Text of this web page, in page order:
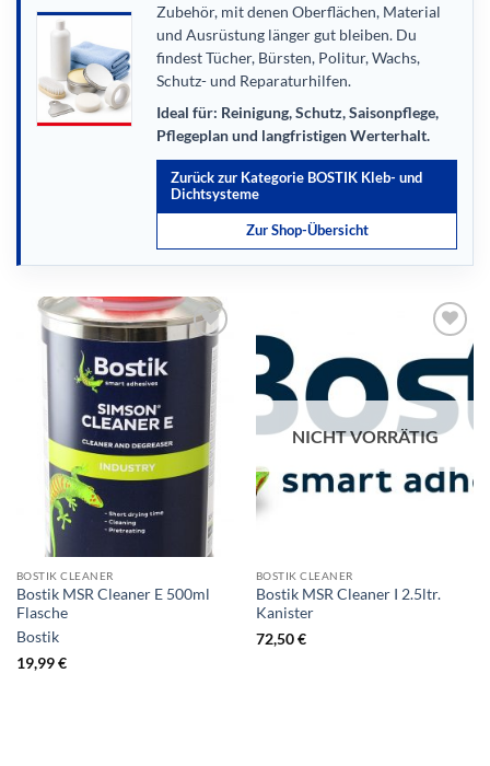
Zubehör, mit denen Oberflächen, Material
und Ausrüstung länger gut bleiben. Du
findest Tücher, Bürsten, Politur, Wachs,
Schutz- und Reparaturhilfen.
Ideal für: Reinigung, Schutz, Saisonpflege,
Pflegeplan und langfristigen Werterhalt.
Zurück zur Kategorie BOSTIK Kleb- und
Dichtsysteme
Zur Shop-Übersicht
BOSTIK CLEANER
Bostik MSR Cleaner E 500ml
Flasche
Bostik
19,99€
NICHT VORRÄTIG
BOSTIK CLEANER
Bostik MSR Cleaner I 2.5ltr.
Kanister
72,50€